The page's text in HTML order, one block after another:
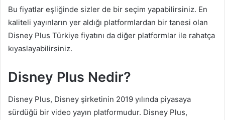
Bu fiyatlar eşliğinde sizler de bir seçim yapabilirsiniz. En
kaliteli yayınların yer aldığı platformlardan bir tanesi olan
Disney Plus Türkiye fiyatını da diğer platformlar ile rahatça
kıyaslayabilirsiniz.
Disney Plus Nedir?
Disney Plus, Disney şirketinin 2019 yılında piyasaya
sürdüğü bir video yayın platformudur. Disney Plus,